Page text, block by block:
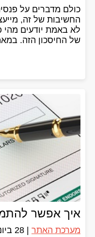
כולם מדברים על
החשיבות של זה,
לא באמת יודעים
של החיסכון הזה.
איך אפשר
מערכת האתר 28 ביוני 2017